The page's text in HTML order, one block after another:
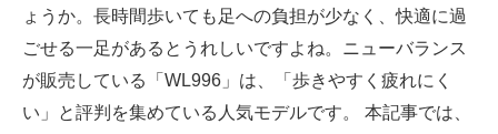
スマホと通信の最新トレンド
進化するPCとデバイスの未来
好きが集まる 比べて選べる
ょうか。長時間歩いても足への負担が少なく、快適に過
ごせる一足があるとうれしいですよね。ニューバランス
が販売している「WL996」は、「歩きやすく疲れにく
い」と評判を集めている人気モデルです。 本記事では、